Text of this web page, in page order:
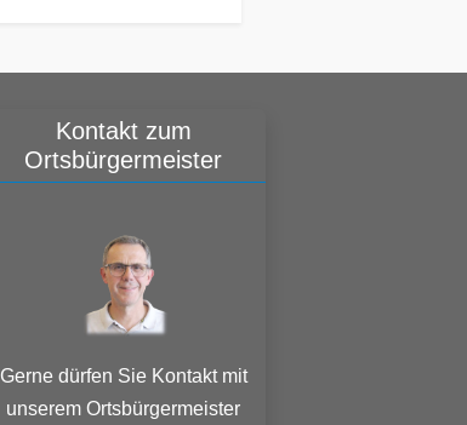
Kontakt zum
Ortsbürgermeister
Gerne dürfen Sie Kontakt mit
unserem Ortsbürgermeister